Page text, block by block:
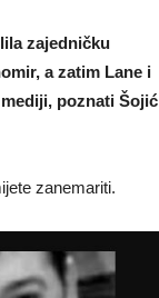
zajedničku
a zatim Lane i
poznati Šojić
zanemariti.